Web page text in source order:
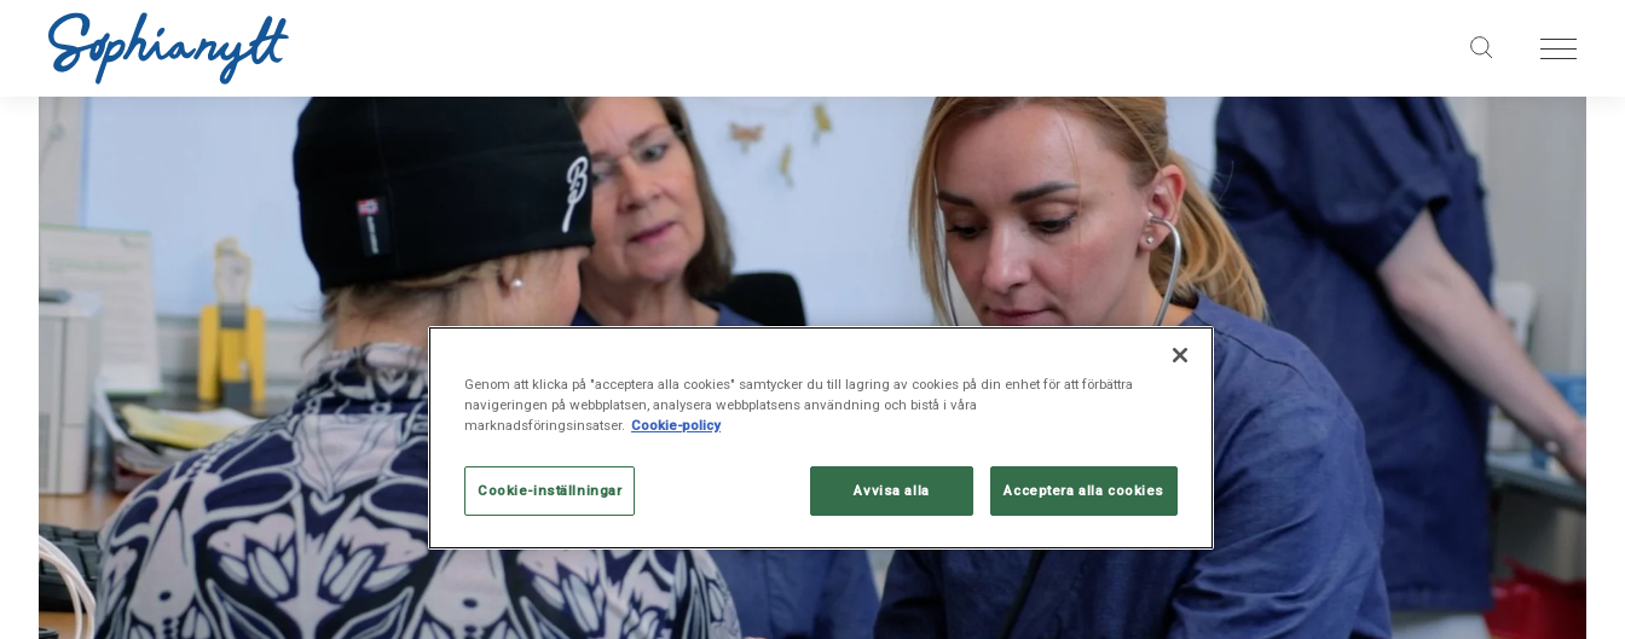
Genom att klicka på "acceptera alla cookies" samtycker du till lagring av cookies på din enhet för att förbättra
navigeringen på webbplatsen, analysera webbplatsens användning och bistå i våra
marknadsföringsinsatser. Cookie-policy
Cookie-inställningar Avvisa alla Acceptera alla cookies